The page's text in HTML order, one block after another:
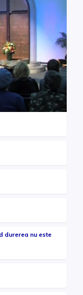
durerea nu este